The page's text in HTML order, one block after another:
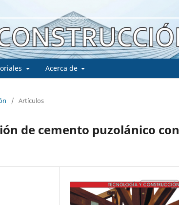
Acerca de
/ Artículos
de cemento puzolánico con